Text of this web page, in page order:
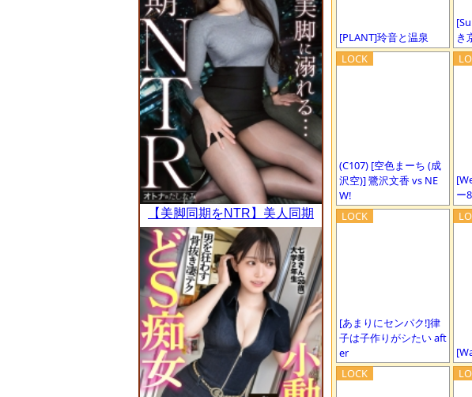
[PLANT]玲音と温泉
き
(C107) [空色まーち (成
沢空)] 鷺沢文香 vs NE
W!
ー8
[あまりにセンパク!]律
子は子作りがシたい aft
er
いで景気のイイ話ばかりして
くるので、適当に言いくるめ
てホテイン直行。都合が悪く
なると反抗的な目つきで態度
一変するも…パンストま●こ
は蒸れ濡れですwwこちらを
睨みながらもチ●ポ挿入で漏
れる声。強気で対抗しても終
いには腰振ってアヘアヘして
ましたww ：case.60
【美脚同期をNTR】美人同期
に甘やかされる密会W不倫。
普段は凛としたシゴデキ美女
がイキ潮を噴きながらどスケ
ベ顔で痙攣絶頂。本能のまま
膣奥まで生中出し。【既婚男
性×既婚女性(同期W不倫)】 c
ase.27